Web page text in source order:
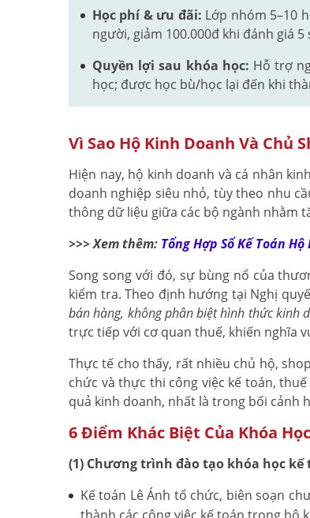
Học phí & ưu đãi: Lớp nhóm 5–10
người, giảm 100.000đ khi đánh giá
Quyền lợi sau khóa học: Hỗ trợ
học; được học bù/học lại đến khi
Vì Sao Hộ Kinh Doanh Và Chủ
Hiện nay, hộ kinh doanh và cá nhân
doanh nghiệp siêu nhỏ, tùy theo nhu
thông dữ liệu giữa các bộ ngành nhằm
>>> Xem thêm: Tổng Hợp Sổ Kế Toán
Song song với đó, sự bùng nổ của
kiểm tra. Theo định hướng tại Nghị
bán hàng, không phân biệt hình thức kinh
trực tiếp với cơ quan thuế, khiến nghĩa
Thực tế cho thấy, rất nhiều chủ hộ,
chức và thực thi công việc kế toán,
quả kinh doanh, nhất là trong bối cảnh
6 Điểm Khác Biệt Của Khóa
(1) Chương trình đào tạo khóa học
Kế toán Lê Ánh tổ chức, biên soạn